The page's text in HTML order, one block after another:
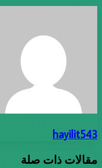
hayilit543
مقالات ذات صلة